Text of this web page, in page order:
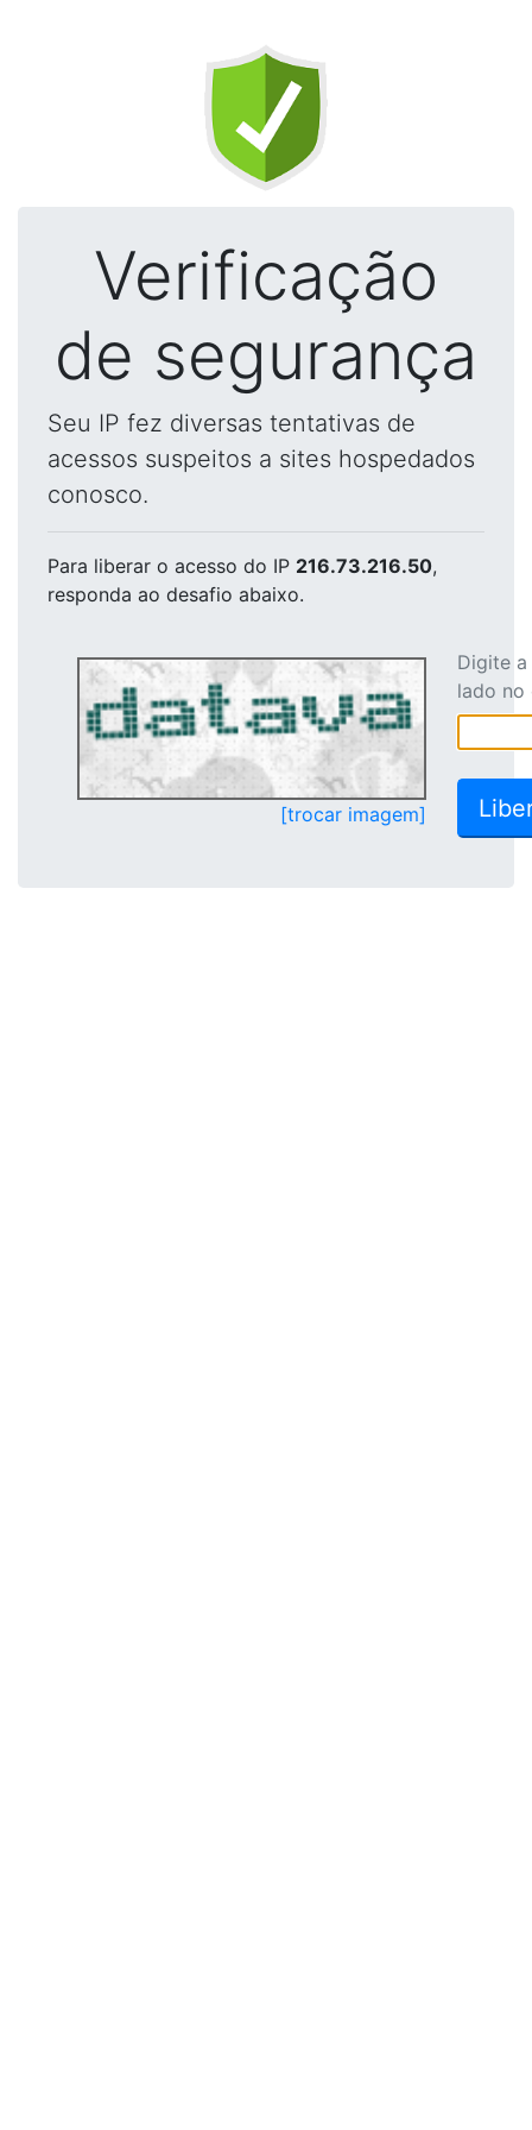
Verificação
de segurança
Seu IP fez diversas tentativas de
acessos suspeitos a sites hospedados
conosco.
Para liberar o acesso do IP 216.73.216.50,
responda ao desafio abaixo.
[trocar imagem]
Digite
lado no